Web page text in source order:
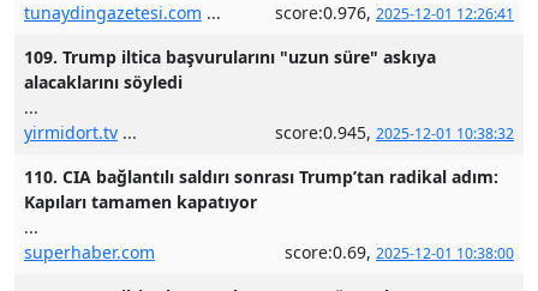
tunaydingazetesi.com ... score:0.976, 2025-12-01 12:26:41
109. Trump iltica başvurularını "uzun süre" askıya
alacaklarını söyledi
...
yirmidort.tv ... score:0.945, 2025-12-01 10:38:32
110. CIA bağlantılı saldırı sonrası Trump’tan radikal adım:
Kapıları tamamen kapatıyor
...
superhaber.com
score:0.69, 2025-12-01 10:38:00